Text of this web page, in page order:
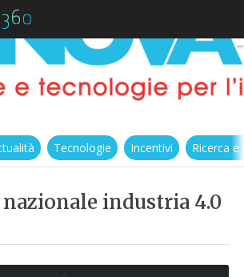
Tecnologie Incentivi Ricerca
industria 4.0